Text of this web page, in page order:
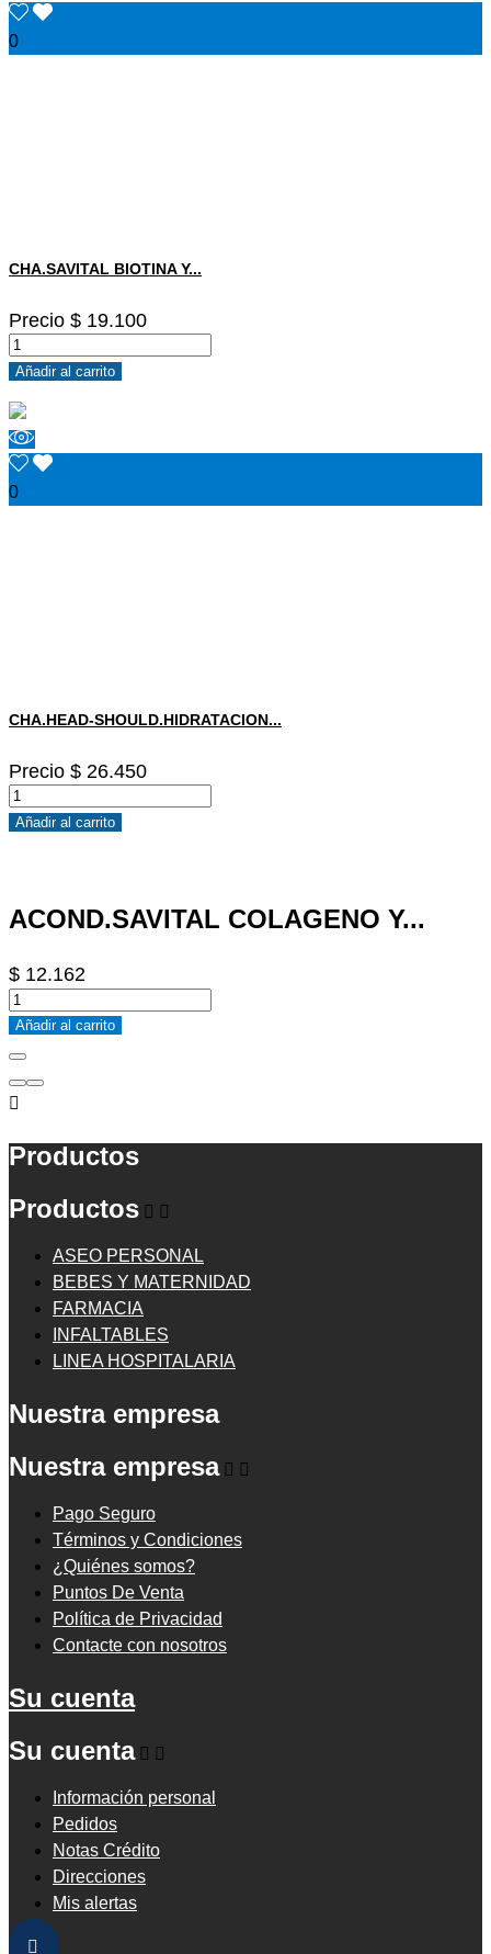
0
CHA.SAVITAL BIOTINA Y...
Precio $ 19.100
Añadir al carrito
0
CHA.HEAD-SHOULD.HIDRATACION...
Precio $ 26.450
Añadir al carrito
ACOND.SAVITAL COLAGENO Y...
$ 12.162
Añadir al carrito

Productos
Productos  
ASEO PERSONAL
BEBES Y MATERNIDAD
FARMACIA
INFALTABLES
LINEA HOSPITALARIA
Nuestra empresa
Nuestra empresa  
Pago Seguro
Términos y Condiciones
¿Quiénes somos?
Puntos De Venta
Política de Privacidad
Contacte con nosotros
Su cuenta
Su cuenta  
Información personal
Pedidos
Notas Crédito
Direcciones
Mis alertas